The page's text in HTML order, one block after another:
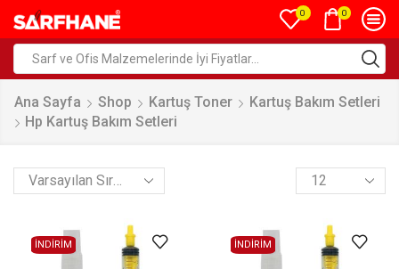
0 0
Ana Sayfa Shop Kartuş Toner
Kartuş Bakım Setleri
Hp Kartuş Bakım Setleri
İNDİRİM İNDİRİM